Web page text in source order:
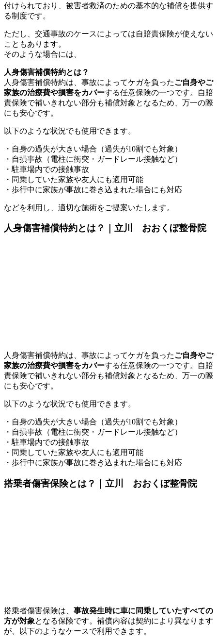
付けられており、被害者救済のための基本的な補償を提供す
る制度です。
ただし、交通事故のケースによっては自賠責保険が使えない
こともあります。
そのような場合には、
人身傷害補償特約とは？
人身傷害補償特約は、事故によってケガを負ったご自身やご
家族の治療費や損害をカバーする任意保険の一つです。
自賠
責保険で補いきれない部分も補償対象となるため、万一の際
にも安心です。
以下のような状況でも使用できます。
・自身の過失が大きい場合（過失が10割でも対象）
・自損事故（電柱に衝突・ガードレール接触など）
・駐車場内での接触事故
・同乗していた家族や友人にも適用可能
・歩行中に家族が事故に巻き込まれた場合にも対応
などを利用し、適切な施術をご提案いたします。
人身傷害補償特約とは？｜立川 おおくぼ整骨院
人身傷害補償特約は、事故によってケガを負ったご自身やご
家族の治療費や損害をカバーする任意保険の一つです。
自賠
責保険で補いきれない部分も補償対象となるため、万一の際
にも安心です。
以下のような状況でも使用できます。
・自身の過失が大きい場合（過失が10割でも対象）
・自損事故（電柱に衝突・ガードレール接触など）
・駐車場内での接触事故
・同乗していた家族や友人にも適用可能
・歩行中に家族が事故に巻き込まれた場合にも対応
搭乗者傷害保険とは？｜立川 おおくぼ整骨院
搭乗者傷害保険は、 事故発生時に車に同乗していたすべての
方が対象となる保険です。 補償内容は契約により異なります
が、以下のようなケースで利用できます。